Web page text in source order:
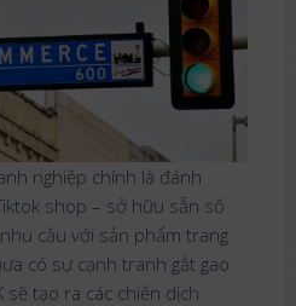
nghiệp chính là đánh
shop – sở hữu sẵn số
cầu với sản phẩm trang
có sự cạnh tranh gắt gao
tạo ra các chiến dịch